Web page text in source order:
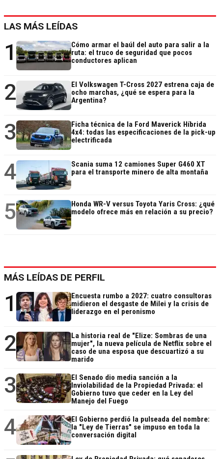
LAS MÁS LEÍDAS
1
Cómo armar el baúl del auto para salir a la
ruta: el truco de seguridad que pocos
conductores aplican
2
El Volkswagen T-Cross 2027 estrena caja de
ocho marchas, ¿qué se espera para la
Argentina?
3
Ficha técnica de la Ford Maverick Híbrida
4x4: todas las especificaciones de la pick-up
electrificada
4
Scania suma 12 camiones Super G460 XT
para el transporte minero de alta montaña
5
Honda WR-V versus Toyota Yaris Cross: ¿qué
modelo ofrece más en relación a su precio?
MÁS LEÍDAS DE PERFIL
1
Encuesta rumbo a 2027: cuatro consultoras
midieron el desgaste de Milei y la crisis de
liderazgo en el peronismo
2
La historia real de "Elize: Sombras de una
mujer", la nueva película de Netflix sobre el
caso de una esposa que descuartizó a su
marido
3
El Senado dio media sanción a la
Inviolabilidad de la Propiedad Privada: el
Gobierno tuvo que ceder en la Ley del
Manejo del Fuego
4
El Gobierno perdió la pulseada del nombre:
la "Ley de Tierras" se impuso en toda la
conversación digital